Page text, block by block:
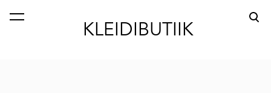
KLEIDIBUTIIK
lisati ostukorvi. Vaata ostukorvi